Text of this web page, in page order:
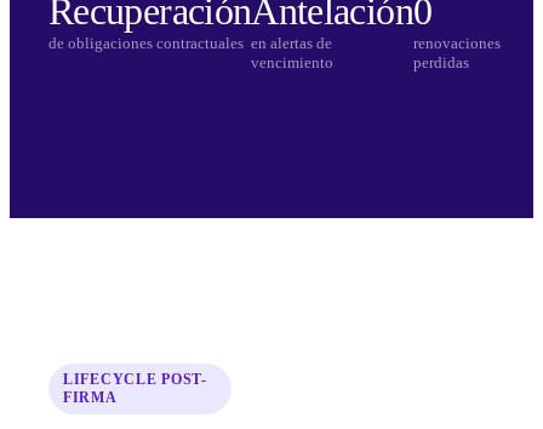
Recuperación
de obligaciones contractuales
Antelación
en alertas de
vencimiento
0
renovaciones
perdidas
LIFECYCLE POST-
FIRMA